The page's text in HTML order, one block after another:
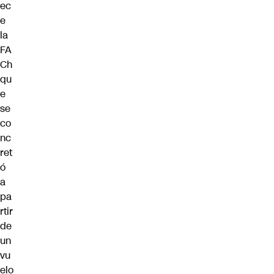
ec
e
la
FA
Ch
qu
e
se
co
nc
ret
ó
a
pa
rtir
de
un
vu
elo